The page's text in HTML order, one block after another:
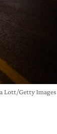
Lott/Getty Images